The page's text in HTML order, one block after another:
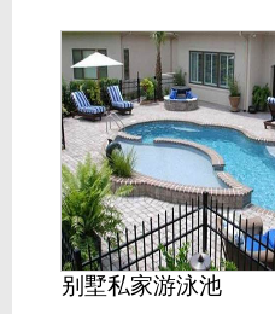
别墅私家游泳池